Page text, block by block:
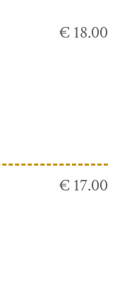
€ 18.00
€ 17.00